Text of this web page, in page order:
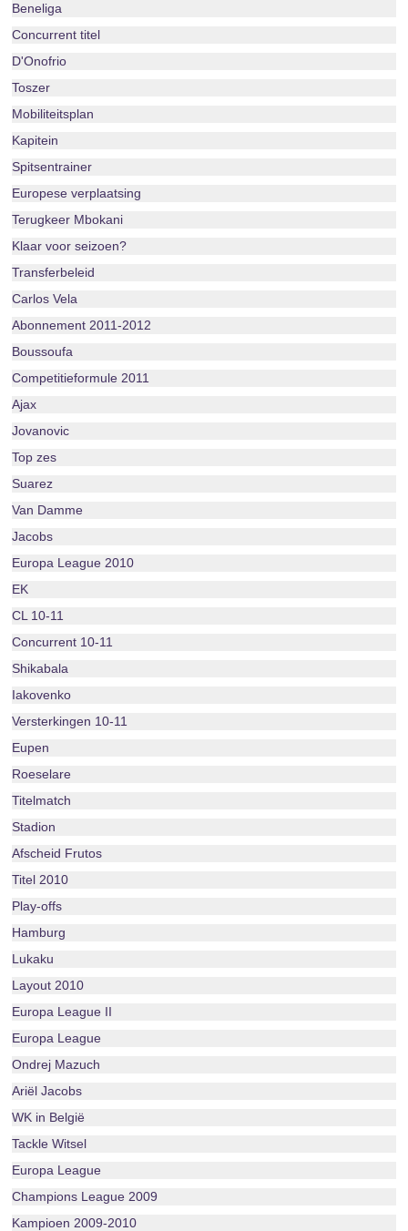
Beneliga
Concurrent titel
D'Onofrio
Toszer
Mobiliteitsplan
Kapitein
Spitsentrainer
Europese verplaatsing
Terugkeer Mbokani
Klaar voor seizoen?
Transferbeleid
Carlos Vela
Abonnement 2011-2012
Boussoufa
Competitieformule 2011
Ajax
Jovanovic
Top zes
Suarez
Van Damme
Jacobs
Europa League 2010
EK
CL 10-11
Concurrent 10-11
Shikabala
Iakovenko
Versterkingen 10-11
Eupen
Roeselare
Titelmatch
Stadion
Afscheid Frutos
Titel 2010
Play-offs
Hamburg
Lukaku
Layout 2010
Europa League II
Europa League
Ondrej Mazuch
Ariël Jacobs
WK in België
Tackle Witsel
Europa League
Champions League 2009
Kampioen 2009-2010